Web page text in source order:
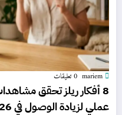
mariem 0 تعليقات
8 أفكار ريلز تحقق
عملي لزيادة الوصول في 2026